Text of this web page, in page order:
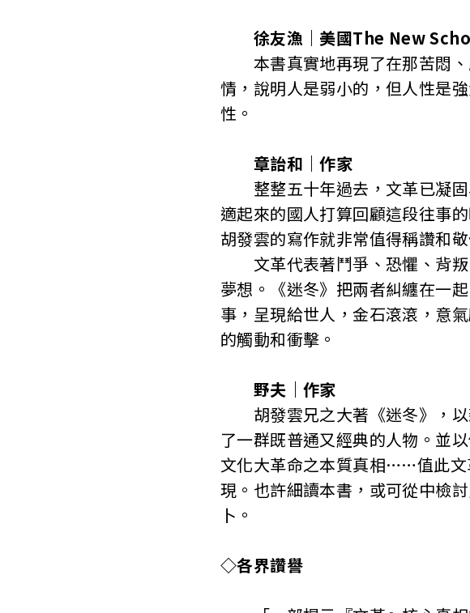
徐友漁｜美國The New
本書真實地再現了在那苦悶、
情，說明人是弱小的，但人性是
性。
章詒和｜作家
整整五十年過去，文革已凝固
適起來的國人打算回顧這段往事
胡發雲的寫作就非常值得稱讚和敬
文革代表著鬥爭、恐懼、背叛
夢想。《迷冬》把兩者糾纏在一
事，呈現給世人，金石滾滾，意
的觸動和衝擊。
野夫｜作家
胡發雲兄之大著《迷冬》，以
了一群既普通又經典的人物。並
文化大革命之本質真相……值此文
現。也許細讀本書，或可從中檢
卜。
◇各界讚譽